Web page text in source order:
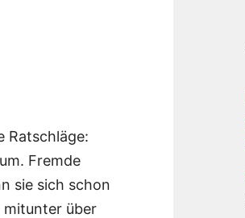
Ratschläge:
Fremde
sie sich schon
mitunter über